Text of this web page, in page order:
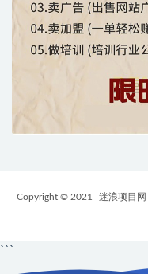
Copyright © 2021 迷浪项目网
```